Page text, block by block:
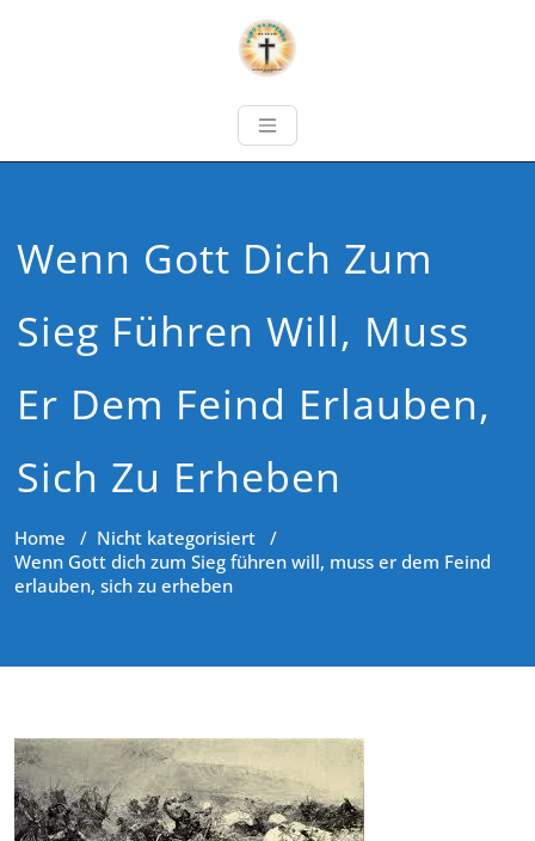
Wenn Gott Dich Zum
Sieg Führen Will, Muss
Er Dem Feind Erlauben,
Sich Zu Erheben
Home / Nicht kategorisiert /
Wenn Gott dich zum Sieg führen will, muss er dem Feind
erlauben, sich zu erheben